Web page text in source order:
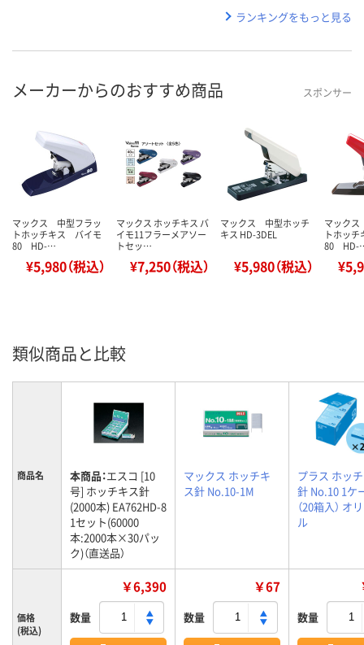
ランキングをもっと見る
メーカーからのおすすめ商品 スポンサー
マックス 中型フラッ
トホッチキス バイモ
80 HD-…
¥5,980（税込）
マックス ホッチキス バ
イモ11フラーメアソー
トセッ…
¥7,250（税込）
マックス 中型ホッチ
キス HD-3DEL
¥5,980（税込）
マック
トホッ
80 HD-
類似商品と比較
商品名 本商品：エスコ [10
号] ホッチキス針
(2000本) EA762HD-8
1セット(60000
本:2000本×30パッ
ク)（直送品）
マックス ホッチキ
ス針 No.10-1M
プラス ホッ
針 No.10 1ケ
（20箱入） オ
ル
価格
(税込)
￥6,390
数量
￥67
数量 数量